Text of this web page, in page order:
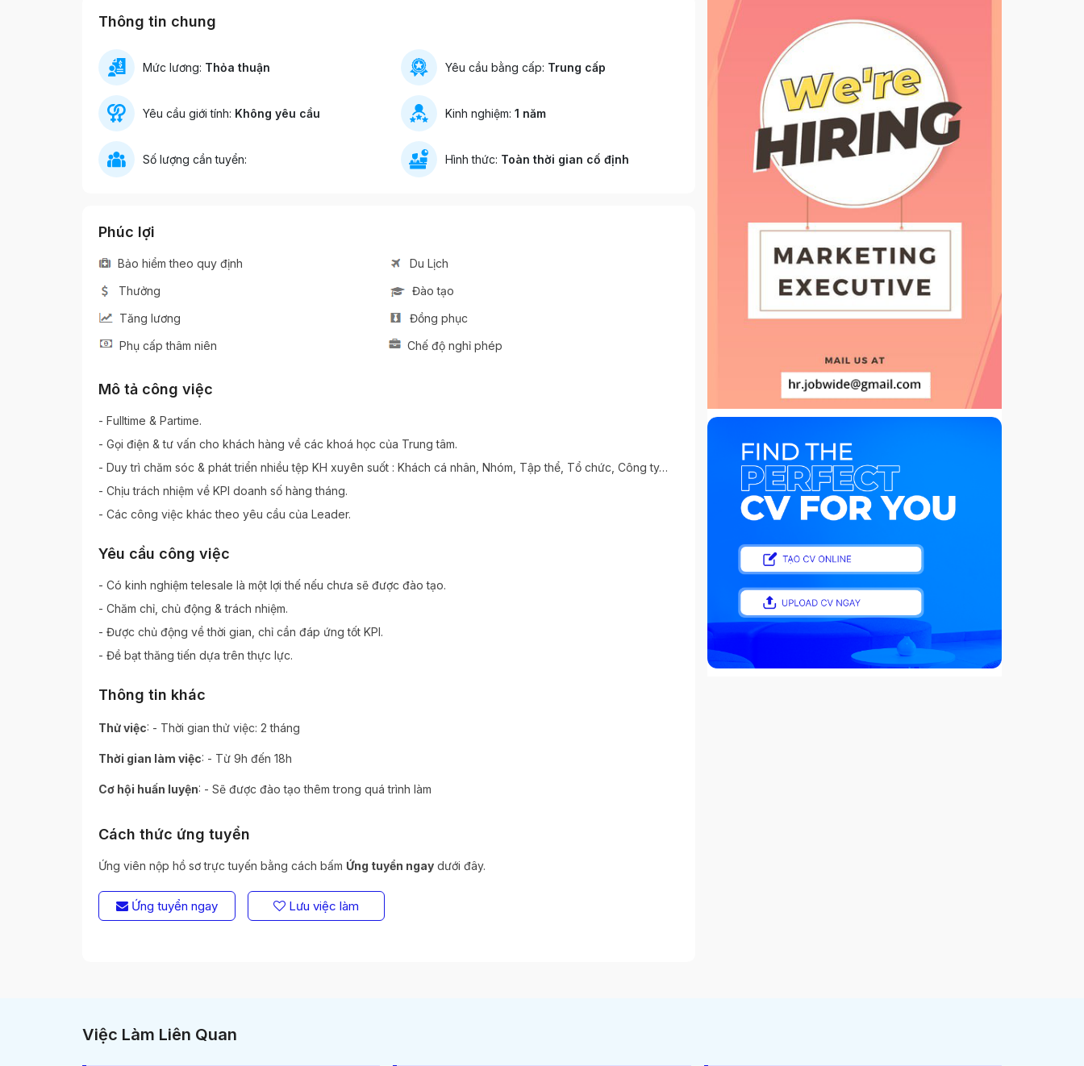
Thông tin chung
Mức lương: Thỏa thuận Yêu cầu bằng cấp: Trung cấp
Yêu cầu giới tính: Không yêu cầu Kinh nghiệm:1 năm
Số lượng cần tuyển: Hình thức: Toàn thời gian cố định
Phúc lợi
Bảo hiểm theo quy định
Du Lịch
Thưởng
Đào tạo
Tăng lương
Đồng phục
Phụ cấp thâm niên
Chế độ nghỉ phép
Mô tả công việc
- Fulltime & Partime.
- Gọi điện & tư vấn cho khách hàng về các khoá học của Trung tâm.
- Duy trì chăm sóc & phát triển nhiều tệp KH xuyên suốt : Khách cá nhân, Nhóm, Tập thể, Tổ chức, Công ty…
- Chịu trách nhiệm về KPI doanh số hàng tháng.
- Các công việc khác theo yêu cầu của Leader.
Yêu cầu công việc
- Có kinh nghiệm telesale là một lợi thế nếu chưa sẽ được đào tạo.
- Chăm chỉ, chủ động & trách nhiệm.
- Được chủ động về thời gian, chỉ cần đáp ứng tốt KPI.
- Đề bạt thăng tiến dựa trên thực lực.
Thông tin khác
Thử việc: - Thời gian thử việc: 2 tháng
Thời gian làm việc: - Từ 9h đến 18h
Cơ hội huấn luyện: - Sẽ được đào tạo thêm trong quá trình làm
Cách thức ứng tuyển
Ứng viên nộp hồ sơ trực tuyến bằng cách bấm Ứng tuyển ngay dưới đây.
Ứng tuyển ngay Lưu việc làm
Việc Làm Liên Quan